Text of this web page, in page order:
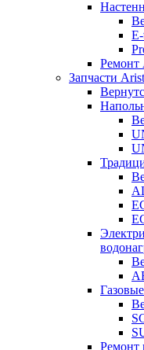
Ремонт
Запчасти
Ремонт